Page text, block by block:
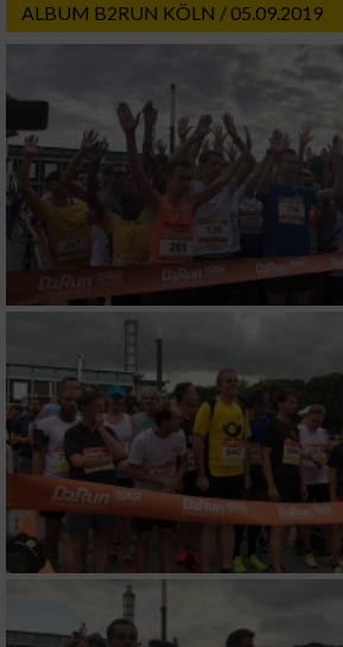
ALBUM B2RUN KÖLN / 05.09.2019
Verwendung genauer Standortdaten
Geräte anhand von aktiv angeforderten
Informationen identifizieren
Nicht-IAB-Verarbeitungszwecke:
Notwendig
Funktional
Werbung